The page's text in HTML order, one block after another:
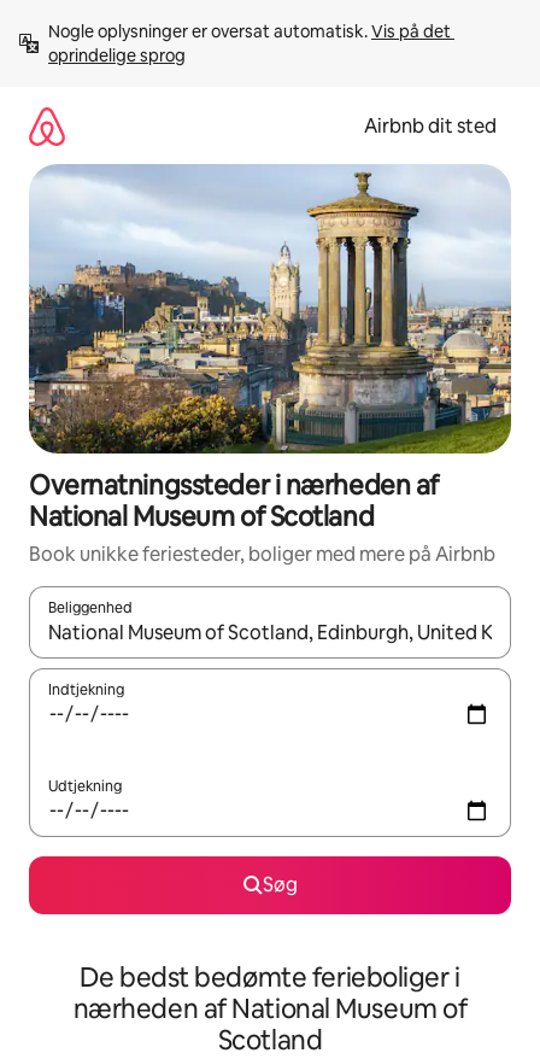
videre
Nogle oplysninger er oversat automatisk. Vis på det
oprindelige sprog
Airbnb dit sted
Overnatningssteder i nærheden af
National Museum of Scotland
Book unikke feriesteder, boliger med mere på Airbnb
Beliggenhed
Når resultaterne er tilgængelige, skal du navigere med
Indtjekning
Udtjekning
Søg
De bedst bedømte ferieboliger i
nærheden af National Museum of
Scotland